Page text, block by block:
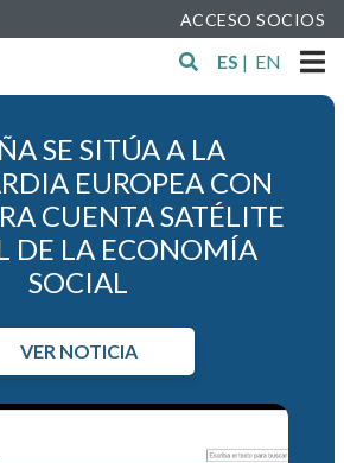
ACCESO SOCIOS
ES | EN
SE SITÚA A LA
EUROPEA CON
CUENTA SATÉLITE
DE LA ECONOMÍA
SOCIAL
VER NOTICIA